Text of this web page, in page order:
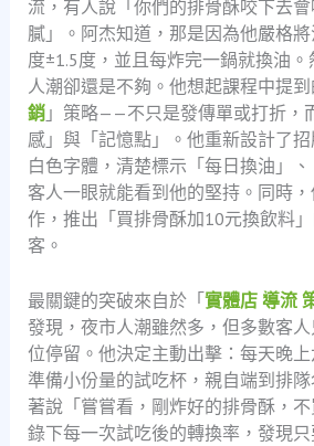
流，有人說「你們的排骨酥咬下去
膩」。阿杰知道，那是因為他嚴格
度±1.5度，並且每炸完一鍋就換油。
人潮卻還是不夠。他想起課程中提
銷」策略——不只是發傳單或打折，
感」與「記憶點」。他重新設計了
白色字體，清楚標示「每日換油」
客人一眼就能看到他的堅持。同時
作，推出「買排骨酥加10元換飲料
客。
最關鍵的突破來自於「實體店 導流
發現，夜市人潮雖然多，但多數客
位停留。他決定主動出擊：每天晚
準備小份量的試吃杯，親自端到排
著說「嘗嘗看，剛炸好的排骨酥，
錄下每一次試吃後的轉換率，發現